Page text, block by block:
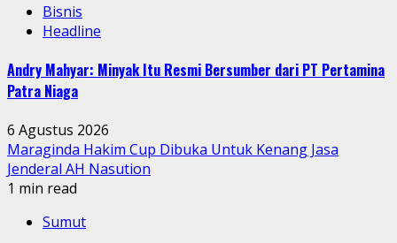
Bisnis
Headline
Andry Mahyar: Minyak Itu Resmi Bersumber dari PT Pertamina
Patra Niaga
6 Agustus 2026
Maraginda Hakim Cup Dibuka Untuk Kenang Jasa
Jenderal AH Nasution
1 min read
Sumut